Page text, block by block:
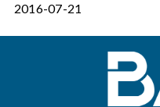
2016-07-21